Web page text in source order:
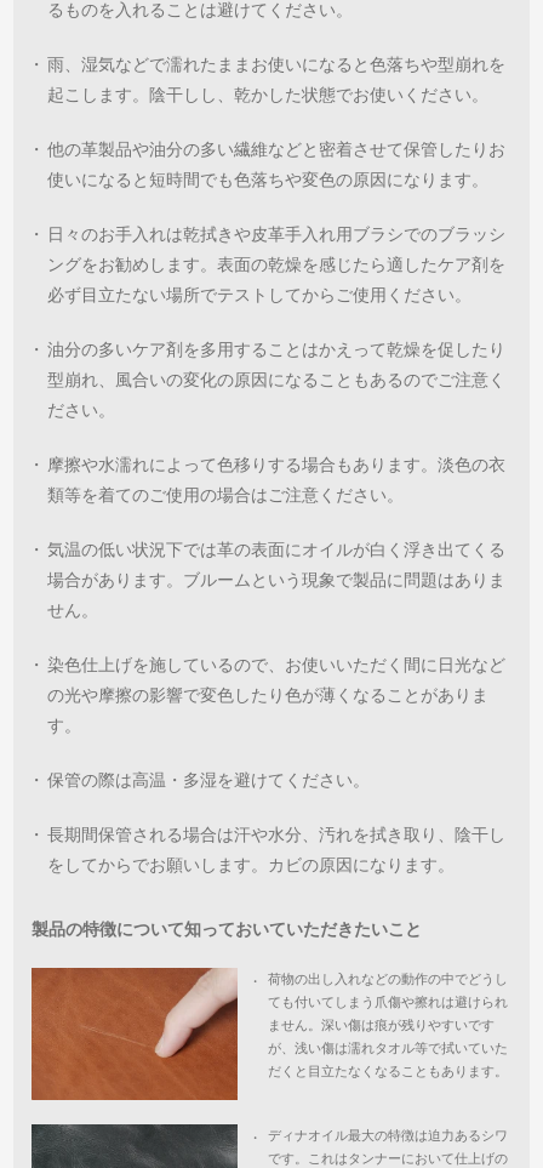
るものを入れることは避けてください。
・ 雨、湿気などで濡れたままお使いになると色落ちや型崩れを
起こします。陰干しし、乾かした状態でお使いください。
・ 他の革製品や油分の多い繊維などと密着させて保管したりお
使いになると短時間でも色落ちや変色の原因になります。
・
日々のお手入れは乾拭きや皮革手入れ用ブラシでのブラッシ
ングをお勧めします。表面の乾燥を感じたら適したケア剤を
必ず目立たない場所でテストしてからご使用ください。
・ 油分の多いケア剤を多用することはかえって乾燥を促したり
型崩れ、風合いの変化の原因になることもあるのでご注意く
ださい。
・ 摩擦や水濡れによって色移りする場合もあります。淡色の衣
類等を着てのご使用の場合はご注意ください。
・ 気温の低い状況下では革の表面にオイルが白く浮き出てくる
場合があります。ブルームという現象で製品に問題はありま
せん。
・ 染色仕上げを施しているので、お使いいただく間に日光など
の光や摩擦の影響で変色したり色が薄くなることがありま
す。
・ 保管の際は高温・多湿を避けてください。
・ 長期間保管される場合は汗や水分、汚れを拭き取り、陰干し
をしてからでお願いします。カビの原因になります。
製品の特徴について知っておいていただきたいこと
・
荷物の出し入れなどの動作の中でどうし
ても付いてしまう爪傷や擦れは避けられ
ません。深い傷は痕が残りやすいです
が、浅い傷は濡れタオル等で拭いていた
だくと目立たなくなることもあります。
・
ディナオイル最大の特徴は迫力あるシワ
です。これはタンナーにおいて仕上げの